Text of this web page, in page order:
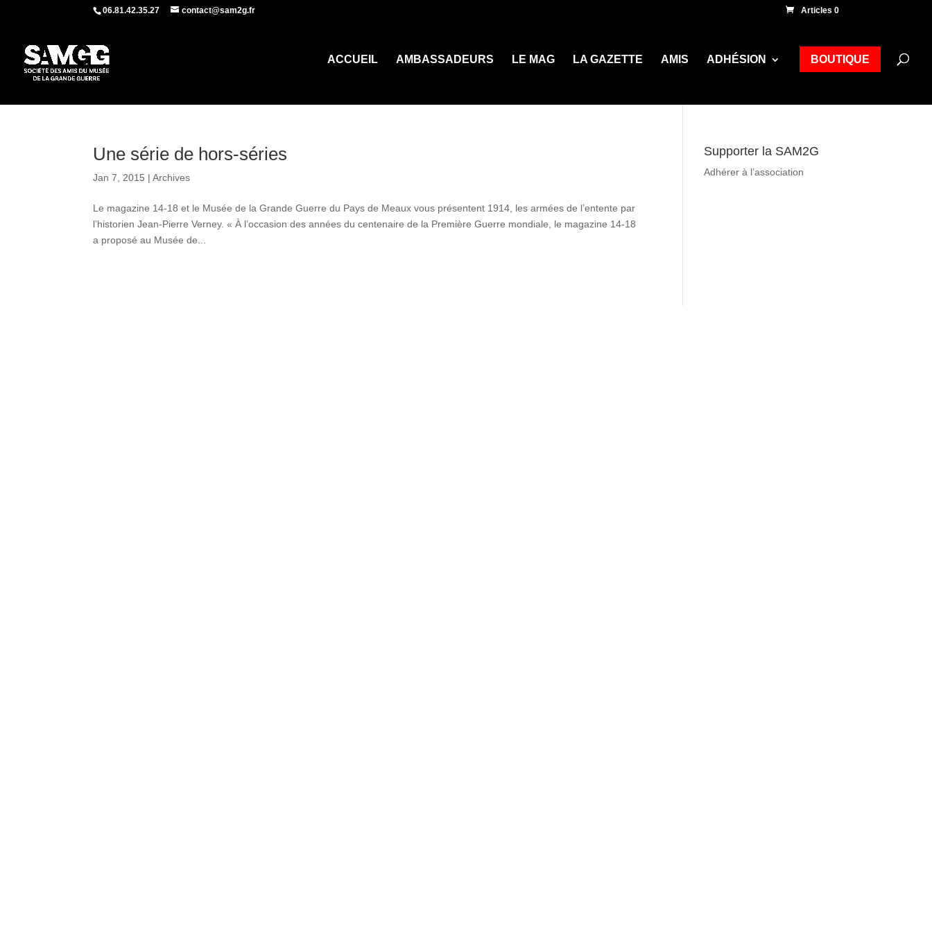
06.81.42.35.27 contact@sam2g.fr Articles 0
ACCUEIL AMBASSADEURS LE MAG LA GAZETTE AMIS ADHÉSION BOUTIQUE
Une série de hors-séries
Jan 7, 2015 |Archives
Le magazine 14-18 et le Musée de la Grande Guerre du Pays de Meaux vous présentent 1914, les armées de l’entente par
l’historien Jean-Pierre Verney. « À l’occasion des années du centenaire de la Première Guerre mondiale, le magazine 14-18
a proposé au Musée de...
Supporter la SAM2G
Adhérer à l’association